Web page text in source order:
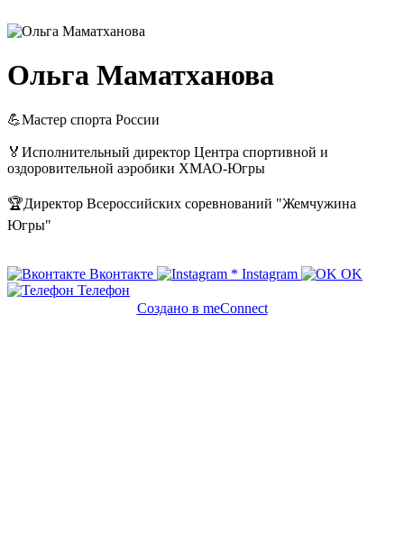
Ольга Маматханова
💪Мастер спорта России
🏅Исполнительный директор Центра спортивной и
оздоровительной аэробики ХМАО-Югры
🏆Директор Всероссийских соревнований "Жемчужина
Югры"
Вконтакте * Instagram
OK
Телефон
Создано в meConnect